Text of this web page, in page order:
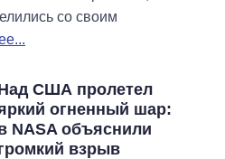
со своим
США пролетел
огненный шар:
NASA объяснили
взрыв